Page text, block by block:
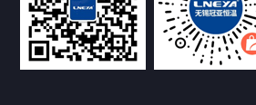
VOCs冷凝回收装置